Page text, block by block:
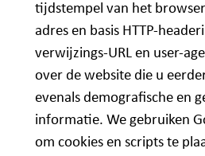
tijdstempel van het
adres en basis HTTP-
verwijzings-URL en user-
over de website die u
evenals demografische en
informatie. We gebruiken
om cookies en scripts te